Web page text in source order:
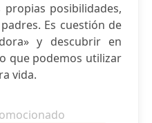
posibilidades,
Es cuestión de
y descubrir en
que podemos utilizar
vida.